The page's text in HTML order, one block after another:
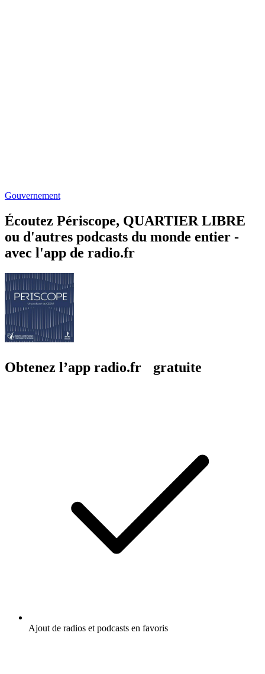
Gouvernement
Écoutez Périscope, QUARTIER LIBRE
ou d'autres podcasts du monde entier -
avec l'app de radio.fr
Obtenez l’app radio.fr gratuite
Ajout de radios et podcasts en favoris